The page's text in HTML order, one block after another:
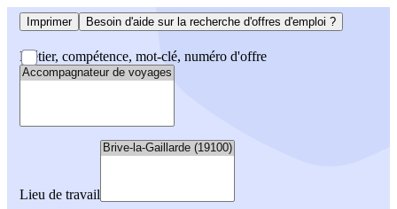
Imprimer Besoin d'aide sur la recherche d'offres d'emploi ?
Métier, compétence, mot-clé, numéro d'offre
Lieu de travail